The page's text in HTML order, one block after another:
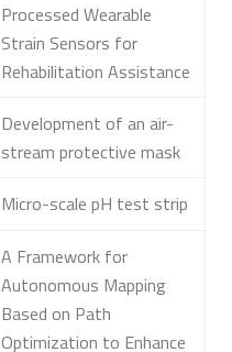
Processed Wearable
Strain Sensors for
Rehabilitation Assistance
Development of an air-
stream protective mask
Micro-scale pH test strip
A Framework for
Autonomous Mapping
Based on Path
Optimization to Enhance